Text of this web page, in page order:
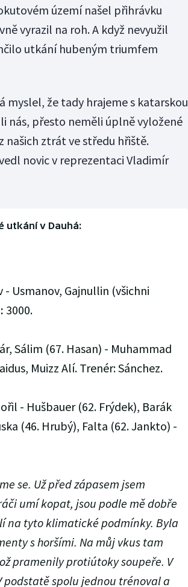
území našel přihrávku
vyrazil na roh. A když nevyužil
utkání hubeným triumfem
myslel, že tady hrajeme s katarskou
nás, přesto neměli úplně vyložené
našich ztrát ve středu hřiště.
novic v reprezentaci Vladimír
utkání v Dauhá:
- Usmanov, Gajnullin (všichni
3000.
Sálim (67. Hasan) - Muhammad
Muizz Alí. Trenér: Sánchez.
- Hušbauer (62. Frýdek), Barák
(46. Hrubý), Falta (62. Jankto) -
se. Už před zápasem jsem
umí kopat, jsou podle mě dobře
na tyto klimatické podmínky. Byla
s horšími. Na můj vkus tam
pramenily protiútoky soupeře. V
spolu jednou trénoval a